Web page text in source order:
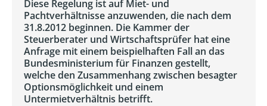
Diese Regelung ist auf Miet- und
Pachtverhältnisse anzuwenden, die nach dem
31.8.2012 beginnen. Die Kammer der
Steuerberater und Wirtschaftsprüfer hat eine
Anfrage mit einem beispielhaften Fall an das
Bundesministerium für Finanzen gestellt,
welche den Zusammenhang zwischen besagter
Optionsmöglichkeit und einem
Untermietverhältnis betrifft.